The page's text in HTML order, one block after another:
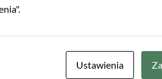
Ustawienia